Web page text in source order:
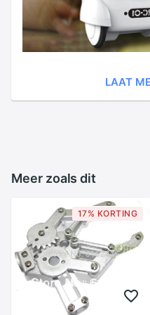
LAAT
Meer zoals dit
17% KORTING